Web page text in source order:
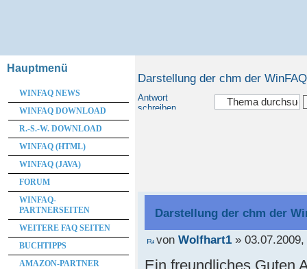
Darstellung der chm der
Antwort
schreiben
Darstellung der chm der
von Wolfhart1» 03.07.2009,
Ein freundliches Guten
Hauptmenü
WINFAQ NEWS
WINFAQ DOWNLOAD
R.-S.-W. DOWNLOAD
WINFAQ (HTML)
WINFAQ (JAVA)
FORUM
WINFAQ-
PARTNERSEITEN
WEITERE FAQ SEITEN
BUCHTIPPS
AMAZON-PARTNER